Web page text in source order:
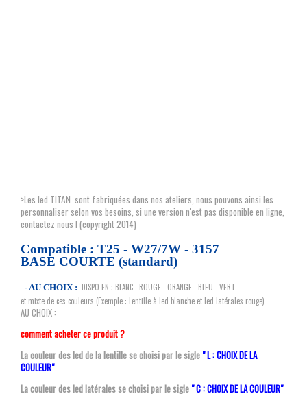
>Les led TITAN sont fabriquées dans nos ateliers, nous pouvons ainsi les
personnaliser selon vos besoins, si une version n'est pas disponible en ligne,
contactez nous ! (copyright 2014)
Compatible : T25 - W27/7W - 3157
BASE COURTE (standard)
- AU CHOIX : DISPO EN : BLANC - ROUGE - ORANGE - BLEU - VERT
et mixte de ces couleurs (Exemple : Lentille à led blanche et led latérales rouge)
AU CHOIX :
comment acheter ce produit ?
La couleur des led de la lentille se choisi par le sigle " L : CHOIX DE LA
COULEUR"
La couleur des led latérales se choisi par le sigle " C : CHOIX DE LA COULEUR"